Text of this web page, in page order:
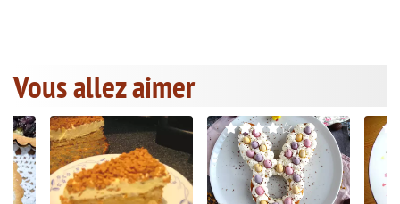
Vous allez aimer